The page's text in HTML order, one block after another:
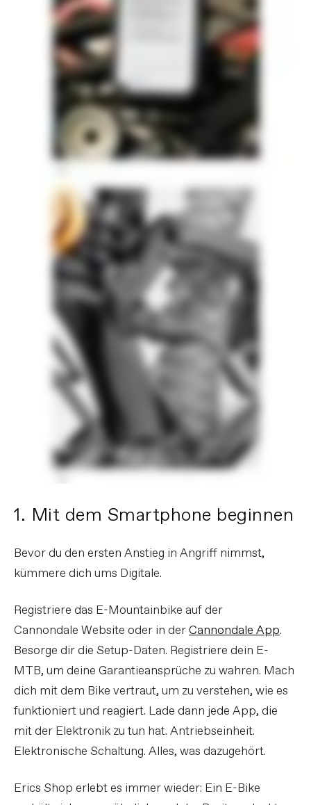
1. Mit dem Smartphone beginnen
Bevor du den ersten Anstieg in Angriff nimmst,
kümmere dich ums Digitale.
Registriere das E-Mountainbike auf der
Cannondale Website oder in derCannondale App.
Besorge dir die Setup-Daten. Registriere dein E-
MTB, um deine Garantieansprüche zu wahren. Mach
dich mit dem Bike vertraut, um zu verstehen, wie es
funktioniert und reagiert. Lade dann jede App, die
mit der Elektronik zu tun hat. Antriebseinheit.
Elektronische Schaltung. Alles, was dazugehört.
Erics Shop erlebt es immer wieder: Ein E-Bike